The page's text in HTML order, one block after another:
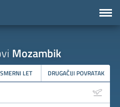
Mozambik
LET DRUGAČIJI POVRATAK